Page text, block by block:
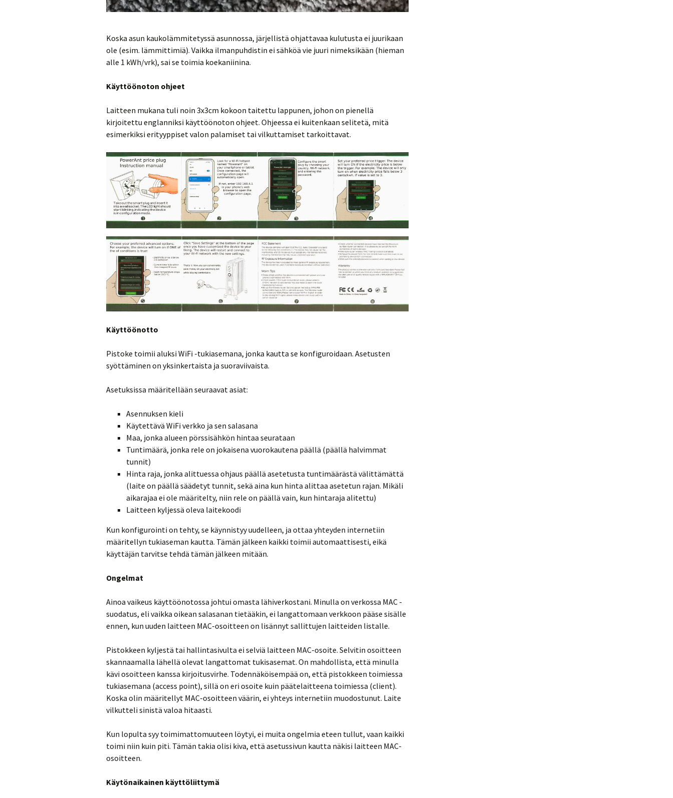
Koska asun kaukolämmitetyssä asunnossa, järjellistä ohjattavaa kulutusta ei juurikaan
ole (esim. lämmittimiä). Vaikka ilmanpuhdistin ei sähköä vie juuri nimeksikään (hieman
alle 1 kWh/vrk), sai se toimia koekaniinina.
Käyttöönoton ohjeet
Laitteen mukana tuli noin 3x3cm kokoon taitettu lappunen, johon on pienellä
kirjoitettu englanniksi käyttöönoton ohjeet. Ohjeessa ei kuitenkaan selitetä, mitä
esimerkiksi erityyppiset valon palamiset tai vilkuttamiset tarkoittavat.
Käyttöönotto
Pistoke toimii aluksi WiFi -tukiasemana, jonka kautta se konfiguroidaan. Asetusten
syöttäminen on yksinkertaista ja suoraviivaista.
Asetuksissa määritellään seuraavat asiat:
Asennuksen kieli
Käytettävä WiFi verkko ja sen salasana
Maa, jonka alueen pörssisähkön hintaa seurataan
Tuntimäärä, jonka rele on jokaisena vuorokautena päällä (päällä halvimmat
tunnit)
Hinta raja, jonka alittuessa ohjaus päällä asetetusta tuntimäärästä välittämättä
(laite on päällä säädetyt tunnit, sekä aina kun hinta alittaa asetetun rajan. Mikäli
aikarajaa ei ole määritelty, niin rele on päällä vain, kun hintaraja alitettu)
Laitteen kyljessä oleva laitekoodi
Kun konfigurointi on tehty, se käynnistyy uudelleen, ja ottaa yhteyden internetiin
määritellyn tukiaseman kautta. Tämän jälkeen kaikki toimii automaattisesti, eikä
käyttäjän tarvitse tehdä tämän jälkeen mitään.
Ongelmat
Ainoa vaikeus käyttöönotossa johtui omasta lähiverkostani. Minulla on verkossa MAC -
suodatus, eli vaikka oikean salasanan tietääkin, ei langattomaan verkkoon pääse sisälle
ennen, kun uuden laitteen MAC-osoitteen on lisännyt sallittujen laitteiden listalle.
Pistokkeen kyljestä tai hallintasivulta ei selviä laitteen MAC-osoite. Selvitin osoitteen
skannaamalla lähellä olevat langattomat tukisasemat. On mahdollista, että minulla
kävi osoitteen kanssa kirjoitusvirhe. Todennäköisempää on, että pistokkeen toimiessa
tukiasemana (access point), sillä on eri osoite kuin päätelaitteena toimiessa (client).
Koska olin määritellyt MAC-osoitteen väärin, ei yhteys internetiin muodostunut. Laite
vilkutteli sinistä valoa hitaasti.
Kun lopulta syy toimimattomuuteen löytyi, ei muita ongelmia eteen tullut, vaan kaikki
toimi niin kuin piti. Tämän takia olisi kiva, että asetussivun kautta näkisi laitteen MAC-
osoitteen.
Käytönaikainen käyttöliittymä